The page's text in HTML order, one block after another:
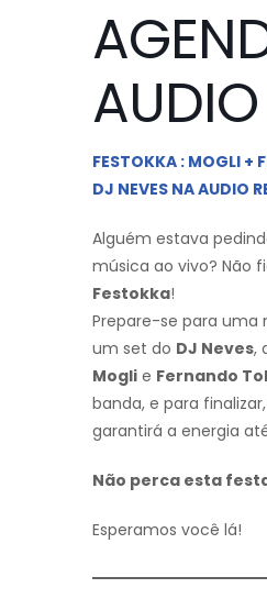
AUDIO
FESTOKKA : MOGLI +
DJ NEVES NA AUDIO
Alguém estava
música ao vivo? Não
Festokka!
Prepare-se para uma
um set do DJ Neves,
Mogli e Fernando
banda, e para
garantirá a energia
Não perca esta
Esperamos você lá!